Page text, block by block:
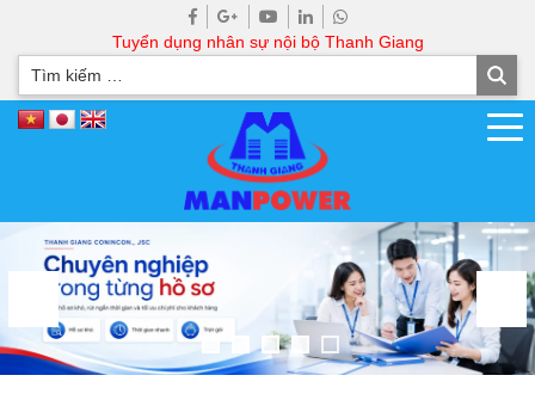
Tuyển dụng nhân sự nội bộ Thanh Giang